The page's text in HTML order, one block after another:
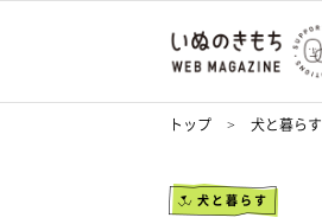
トップ 犬と暮らす
犬と暮らす